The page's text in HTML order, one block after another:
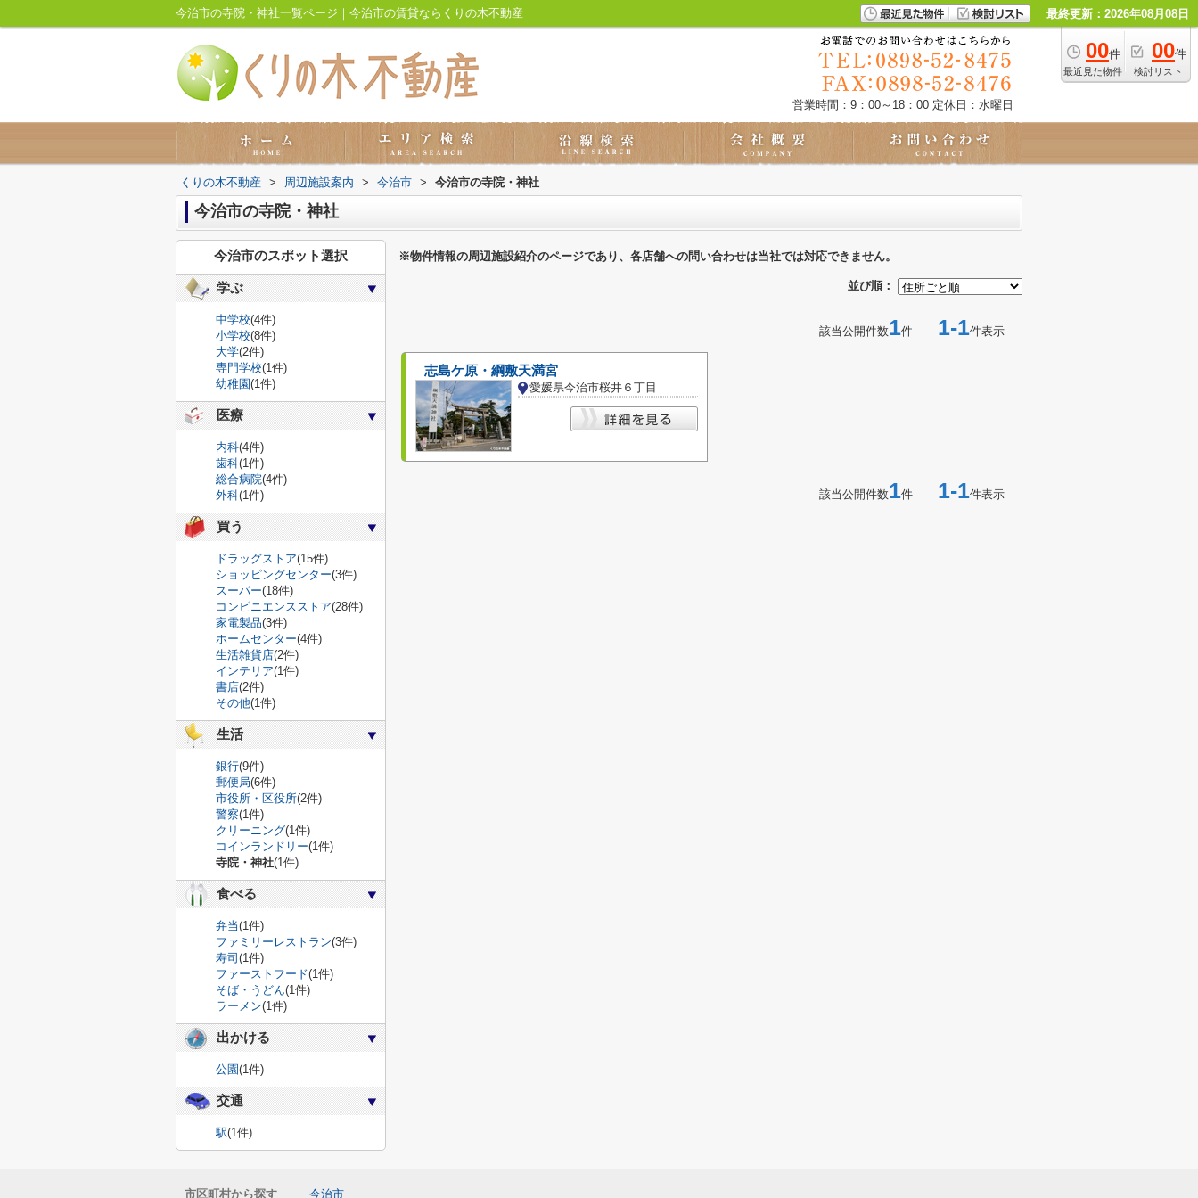
今治市の寺院・神社一覧ページ｜今治市の賃貸ならくりの木不動産 最終更新：2026年08月08日
00件
最近見た物件
00件
検討リスト
営業時間：9：00～18：00 定休日：水曜日
くりの木不動産 > 周辺施設案内 > 今治市 > 今治市の寺院・神社
今治市の寺院・神社
※物件情報の周辺施設紹介のページであり、各店舗への問い合わせは当社では対応できません。
並び順：
該当公開件数1件 1-1件表示
志島ケ原・綱敷天満宮
愛媛県今治市桜井６丁目
該当公開件数1件 1-1件表示
今治市のスポット選択
学ぶ
中学校(4件)
小学校(8件)
大学(2件)
専門学校(1件)
幼稚園(1件)
医療
内科(4件)
歯科(1件)
総合病院(4件)
外科(1件)
買う
ドラッグストア(15件)
ショッピングセンター(3件)
スーパー(18件)
コンビニエンスストア(28件)
家電製品(3件)
ホームセンター(4件)
生活雑貨店(2件)
インテリア(1件)
書店(2件)
その他(1件)
生活
銀行(9件)
郵便局(6件)
市役所・区役所(2件)
警察(1件)
クリーニング(1件)
コインランドリー(1件)
寺院・神社(1件)
食べる
弁当(1件)
ファミリーレストラン(3件)
寿司 (1件)
ファーストフード(1件)
そば・うどん(1件)
ラーメン(1件)
出かける
公園(1件)
交通
駅(1件)
市区町村から探す 今治市